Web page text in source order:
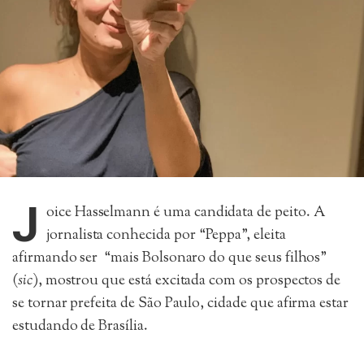
J oice Hasselmann é uma candidata de peito. A
jornalista conhecida por “Peppa”, eleita
afirmando ser “mais Bolsonaro do que seus filhos”
(sic), mostrou que está excitada com os prospectos de
se tornar prefeita de São Paulo, cidade que afirma estar
estudando de Brasília.